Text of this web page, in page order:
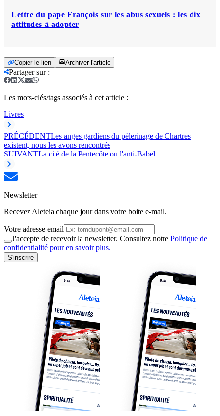
Lettre du pape François sur les abus sexuels : les dix
attitudes à adopter
Copier le lien Archiver l'article
Partager sur:
Les mots-clés/tags associés à cet article :
Livres
PRÉCÉDENTLes anges gardiens du pèlerinage de Chartres
existent, nous les avons rencontrés
SUIVANTLa cité de la Pentecôte ou l'anti-Babel
Newsletter
Recevez Aleteia chaque jour dans votre boite e-mail.
Votre adresse email
J'accepte de recevoir la newsletter. Consultez notre Politique de
confidentialité pour en savoir plus.
S'inscrire